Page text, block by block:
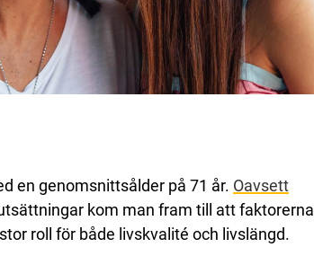
en genomsnittsålder på 71 år. Oavsett
kom man fram till att faktorerna
roll för både livskvalité och livslängd.